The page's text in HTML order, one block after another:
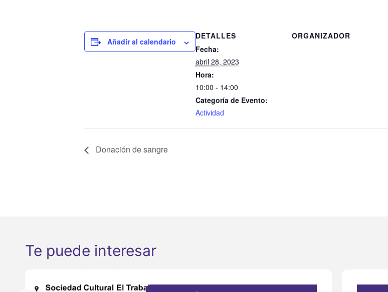
Añadir al calendario
DETALLES
Fecha:
abril 28, 2023
Hora:
10:00 - 14:00
Categoría de Evento:
Actividad
ORGANIZADOR
Donación de sangre
Te puede interesar